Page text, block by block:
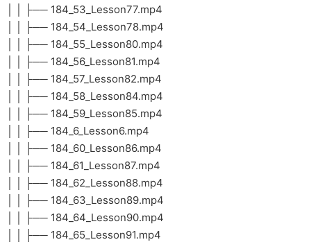
│ │ ├── 184_53_Lesson77.mp4
│ │ ├── 184_54_Lesson78.mp4
│ │ ├── 184_55_Lesson80.mp4
│ │ ├── 184_56_Lesson81.mp4
│ │ ├── 184_57_Lesson82.mp4
│ │ ├── 184_58_Lesson84.mp4
│ │ ├── 184_59_Lesson85.mp4
│ │ ├── 184_6_Lesson6.mp4
│ │ ├── 184_60_Lesson86.mp4
│ │ ├── 184_61_Lesson87.mp4
│ │ ├── 184_62_Lesson88.mp4
│ │ ├── 184_63_Lesson89.mp4
│ │ ├── 184_64_Lesson90.mp4
│ │ ├── 184_65_Lesson91.mp4